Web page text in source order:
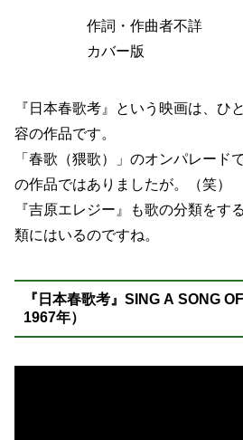
作詞・作曲者不詳
カバー版
『日本春歌考』という映画は、ひ
容の作品です。
「春歌（猥歌）」のオンパレード
の作品ではありましたが。（笑）
『吉原エレジー』も歌の分類をす
類にはいるのですね。
『日本春歌考』SING A SONG
1967年）